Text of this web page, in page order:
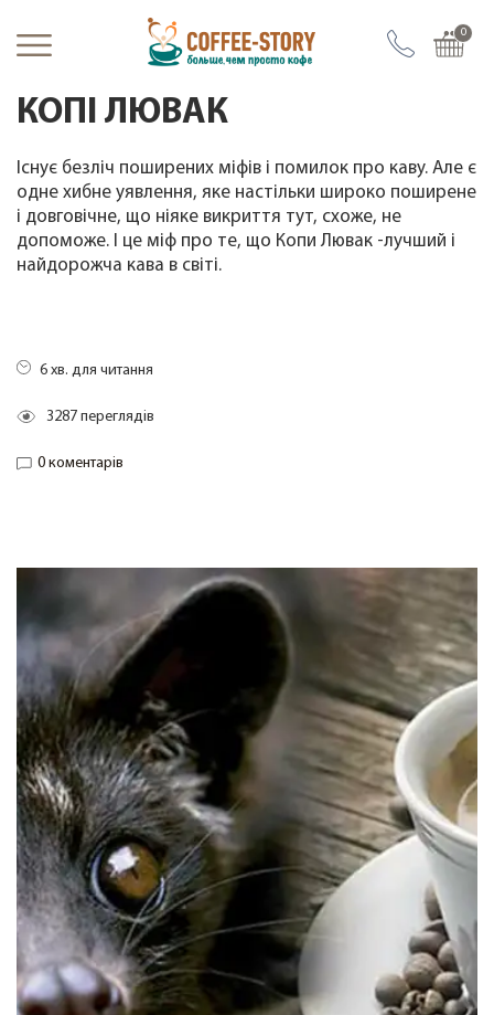
Кава
Кава тижня
Нова кава/кава вiд Шефа
Кава зі знижкою
Кава Робуста
Кава без кофеїну
Кава свіжого обсмажування
Кава в зернах 1000 грам
Зелений чай
Чорний чай
Про компанію
Заміна та повернення товару
Співпраця
Оплата і доставка
Акції
Cтатті
0
Журнал про каву Класифікація Копі Лювак
КОПІ ЛЮВАК
Існує безліч поширених міфів і помилок про каву. Але є
одне хибне уявлення, яке настільки широко поширене
і довговічне, що ніяке викриття тут, схоже, не
допоможе. І це міф про те, що Копи Лювак -лучший і
найдорожча кава в світі.
6 хв. для читання
3287 переглядів
0 коментарів